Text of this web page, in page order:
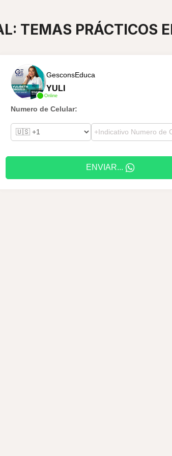
TEMAS PRÁCTICOS
Online
GesconsEduca
YULI
Numero de Celular:
ENVIAR...